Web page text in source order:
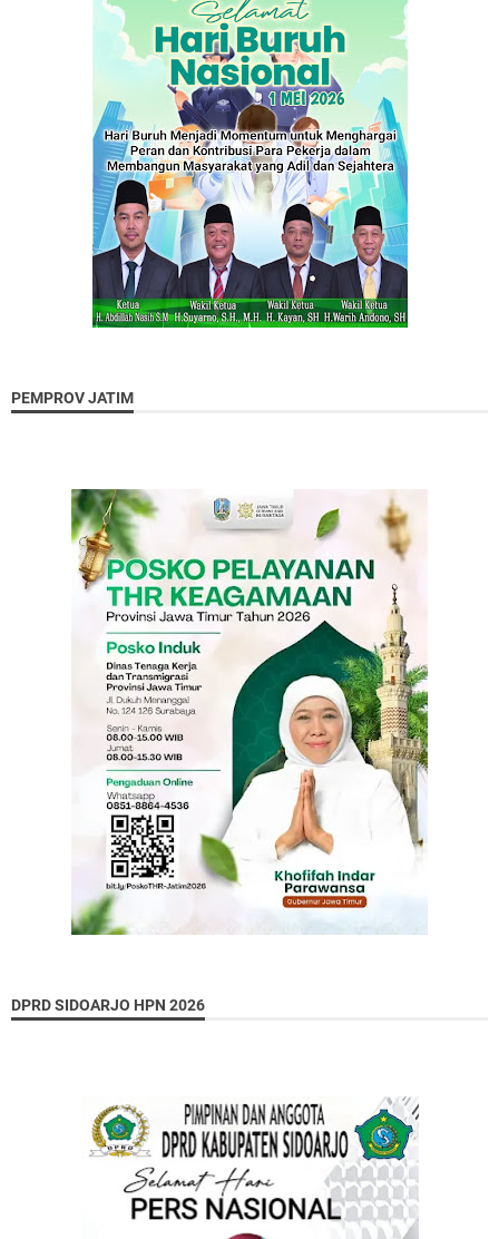
PEMPROV JATIM
DPRD SIDOARJO HPN 2026